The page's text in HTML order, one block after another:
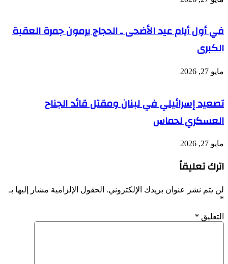
في أول أيام عيد الأضحى ـ الحجاج يرمون جمرة العقبة
الكبرى
مايو 27, 2026
تصعيد إسرائيلي في لبنان ومقتل قائد الجناح
العسكري لحماس
مايو 27, 2026
اترك تعليقاً
لن يتم نشر عنوان بريدك الإلكتروني. الحقول الإلزامية مشار إليها بـ
*
التعليق *